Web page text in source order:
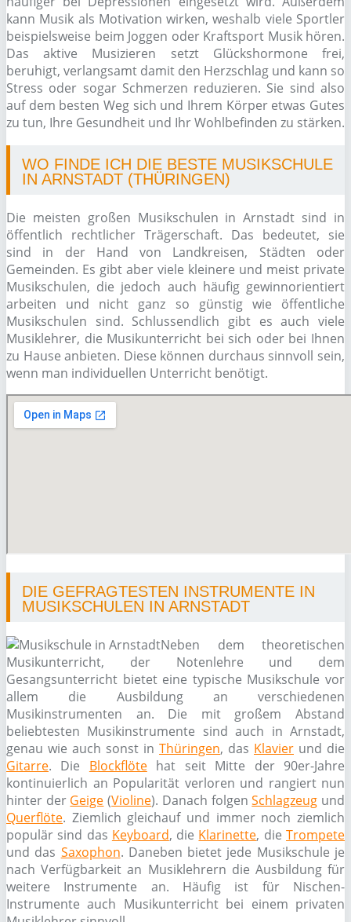
kann Musik als Motivation wirken, weshalb viele Sportler
beispielsweise beim Joggen oder Kraftsport Musik hören.
Das aktive Musizieren setzt Glückshormone frei,
beruhigt, verlangsamt damit den Herzschlag und kann so
Stress oder sogar Schmerzen reduzieren. Sie sind also
auf dem besten Weg sich und Ihrem Körper etwas Gutes
zu tun, Ihre Gesundheit und Ihr Wohlbefinden zu stärken.
WO FINDE ICH DIE BESTE MUSIKSCHULE
IN ARNSTADT (THÜRINGEN)
Die meisten großen Musikschulen in Arnstadt sind in
öffentlich rechtlicher Trägerschaft. Das bedeutet, sie
sind in der Hand von Landkreisen, Städten oder
Gemeinden. Es gibt aber viele kleinere und meist private
Musikschulen, die jedoch auch häufig gewinnorientiert
arbeiten und nicht ganz so günstig wie öffentliche
Musikschulen sind. Schlussendlich gibt es auch viele
Musiklehrer, die Musikunterricht bei sich oder bei Ihnen
zu Hause anbieten. Diese können durchaus sinnvoll sein,
wenn man individuellen Unterricht benötigt.
DIE GEFRAGTESTEN INSTRUMENTE IN
MUSIKSCHULEN IN ARNSTADT
Neben dem theoretischen
Musikunterricht, der Notenlehre und dem
Gesangsunterricht bietet eine typische Musikschule vor
allem die Ausbildung an verschiedenen
Musikinstrumenten an. Die mit großem Abstand
beliebtesten Musikinstrumente sind auch in Arnstadt,
genau wie auch sonst in Thüringen, das Klavier und die
Gitarre. Die Blockflötehat seit Mitte der 90er-Jahre
kontinuierlich an Popularität verloren und rangiert nun
hinter der Geige (Violine). Danach folgenSchlagzeug und
Querflöte. Ziemlich gleichauf und immer noch ziemlich
populär sind das Keyboard, die Klarinette, dieTrompete
und das Saxophon. Daneben bietet jede Musikschule je
nach Verfügbarkeit an Musiklehrern die Ausbildung für
weitere Instrumente an. Häufig ist für Nischen-
Instrumente auch Musikunterricht bei einem privaten